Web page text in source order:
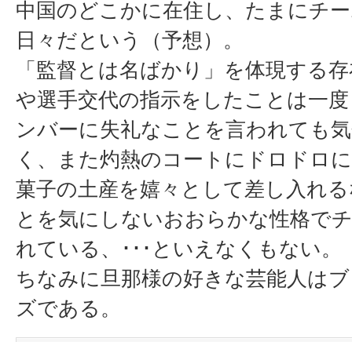
中国のどこかに在住し、たまにチ
日々だという（予想）。
「監督とは名ばかり」を体現する
や選手交代の指示をしたことは一
ンバーに失礼なことを言われても
く、また灼熱のコートにドロドロ
菓子の土産を嬉々として差し入れ
とを気にしないおおらかな性格で
れている、･･･といえなくもない。
ちなみに旦那様の好きな芸能人は
ズである。